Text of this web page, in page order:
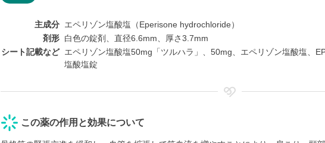
主成分 エペリゾン塩酸塩（Eperisone hydrochloride）
剤形 白色の錠剤、直径6.6mm、厚さ3.7mm
シート記載など エペリゾン塩酸塩50mg「ツルハラ」、50mg、エペリゾン塩酸塩、
塩酸塩錠
この薬の作用と効果について